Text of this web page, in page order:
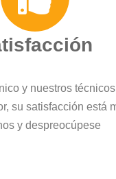
y nuestros
su satisfacción está
y despreocúpese